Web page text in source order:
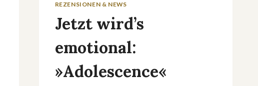
REZENSIONEN & NEWS
Jetzt wird’s
emotional:
»Adolescence«